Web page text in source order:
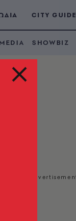
CITY GUIDE
SHOWBIZ